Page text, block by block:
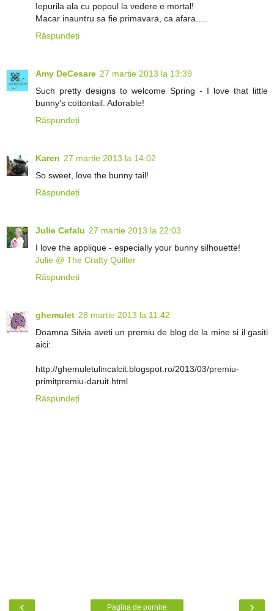
Iepurila ala cu popoul la vedere e mortal!
Macar inauntru sa fie primavara, ca afara.....
Răspundeți
Amy DeCesare 27 martie 2013 la 13:39
Such pretty designs to welcome Spring - I love that little
bunny's cottontail. Adorable!
Răspundeți
Karen 27 martie 2013 la 14:02
So sweet, love the bunny tail!
Răspundeți
Julie Cefalu 27 martie 2013 la 22:03
I love the applique - especially your bunny silhouette!
Julie @ The Crafty Quilter
Răspundeți
ghemulet 28 martie 2013 la 11:42
Doamna Silvia aveti un premiu de blog de la mine si il gasiti
aici:
http://ghemuletulincalcit.blogspot.ro/2013/03/premiu-
primitpremiu-daruit.html
Răspundeți
‹ ›
Pagina de pornire